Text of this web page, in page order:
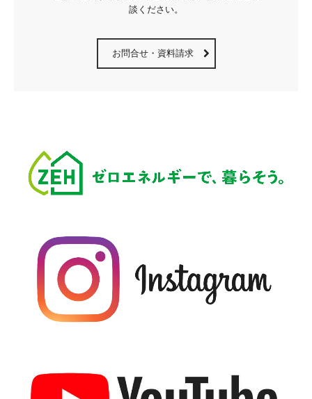
談ください。
お問合せ・資料請求